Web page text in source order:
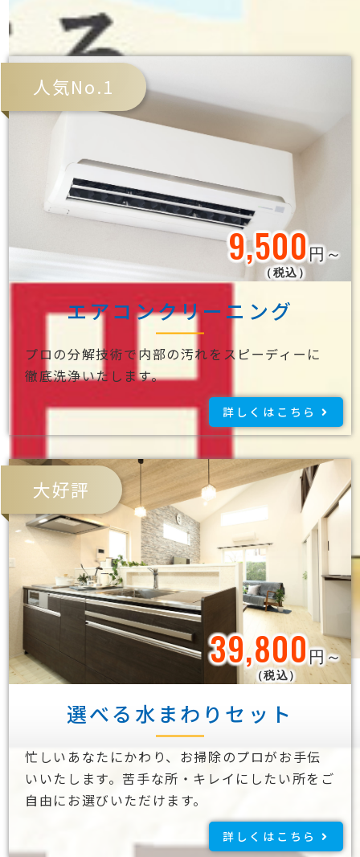
お得なセットメニュー
人気No.1
9,500円～
（税込）
エアコンクリーニング
プロの分解技術で内部の汚れをスピーディーに
徹底洗浄いたします。
詳しくはこちら
大好評
39,800円～
（税込）
選べる水まわりセット
忙しいあなたにかわり、お掃除のプロがお手伝
いいたします。苦手な所・キレイにしたい所をご
自由にお選びいただけます。
詳しくはこちら